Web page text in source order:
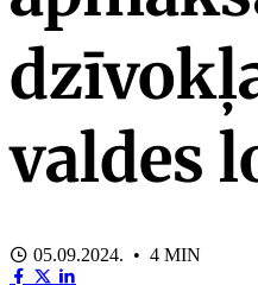
valdes
05.09.2024. • 4 MIN